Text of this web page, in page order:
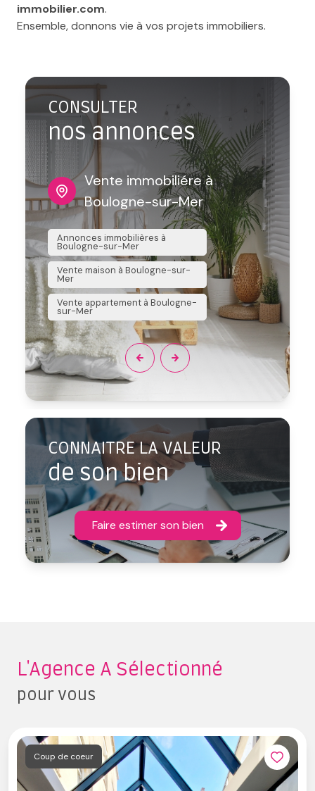
immobilier.com.
Ensemble, donnons vie à vos projets immobiliers.
CONSULTER
nos annonces
Vente immobiliére à
Boulogne-sur-Mer
Annonces immobilières à
Boulogne-sur-Mer
Vente maison à Boulogne-sur-
Mer
Vente appartement à Boulogne-
sur-Mer
sur-Mer
CONNAITRE LA VALEUR
de son bien
Faire estimer son bien
L'agence A Sélectionné
pour vous
Coup de coeur